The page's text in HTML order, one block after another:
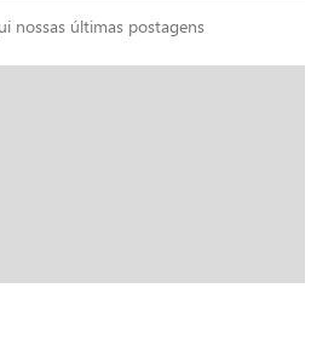
nossas últimas postagens